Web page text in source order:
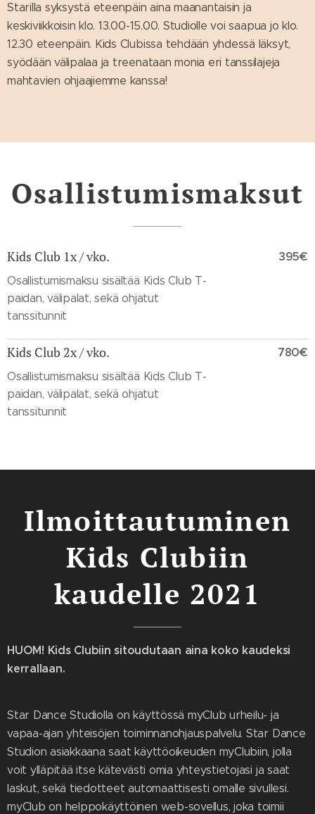
Starilla syksystä eteenpäin aina maanantaisin ja
keskiviikkoisin klo. 13.00-15.00. Studiolle voi saapua jo klo.
12.30 eteenpäin. Kids Clubissa tehdään yhdessä läksyt,
syödään välipalaa ja treenataan monia eri tanssilajeja
mahtavien ohjaajiemme kanssa!
Osallistumismaksut
Kids Club 1x / vko.
Osallistumismaksu sisältää Kids Club T-
paidan, välipalat, sekä ohjatut
tanssitunnit
395€
Kids Club 2x / vko.
Osallistumismaksu sisältää Kids Club T-
paidan, välipalat, sekä ohjatut
tanssitunnit
780€
Ilmoittautuminen
Kids Clubiin
kaudelle 2021
HUOM! Kids Clubiin sitoudutaan aina koko kaudeksi
kerrallaan.
Star Dance Studiolla on käyttössä myClub urheilu- ja
vapaa-ajan yhteisöjen toiminnanohjauspalvelu. Star Dance
Studion asiakkaana saat käyttöoikeuden myClubiin, jolla
voit ylläpitää itse kätevästi omia yhteystietojasi ja saat
laskut, sekä tiedotteet automaattisesti omalle sivullesi.
myClub on helppokäyttöinen web-sovellus, joka toimii